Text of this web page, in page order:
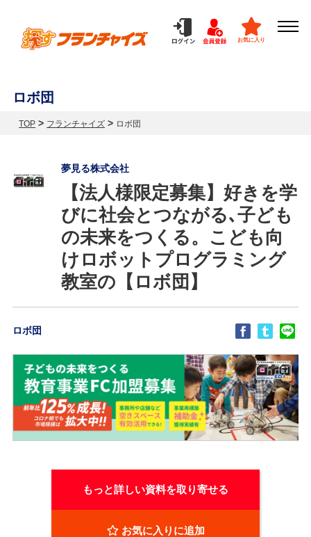
お気に入り
ロボ団
TOP > フランチャイズ > ロボ団
夢見る株式会社
【法人様限定募集】好きを学
びに社会とつながる､子ども
の未来をつくる。こども向
けロボットプログラミング
教室の【ロボ団】
ロボ団
もっと詳しい資料を取り寄せる
お気に入りに追加